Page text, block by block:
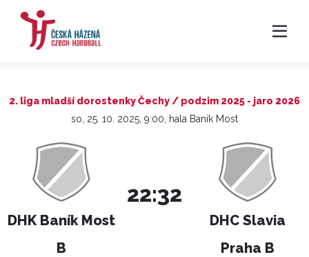
2. liga mladší dorostenky Čechy / podzim 2025 - jaro 2026
so, 25. 10. 2025, 9:00, hala Baník Most
DHK Baník Most
B
22:32
DHC Slavia
Praha B